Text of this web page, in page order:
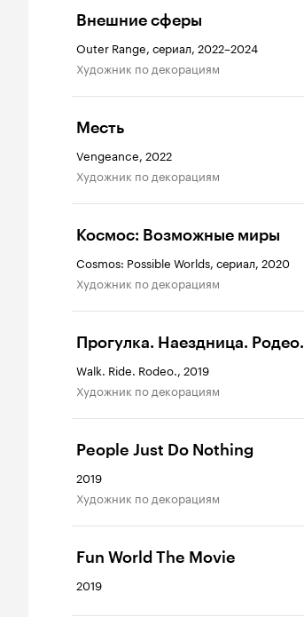
Внешние сферы
Outer Range, сериал, 2022–2024
Художник по декорациям
Месть
Vengeance, 2022
Художник по декорациям
Космос: Возможные миры
Cosmos: Possible Worlds, сериал, 2020
Художник по декорациям
Прогулка. Наездница. Родео.
Walk. Ride. Rodeo., 2019
Художник по декорациям
People Just Do Nothing
2019
Художник по декорациям
Fun World The Movie
2019